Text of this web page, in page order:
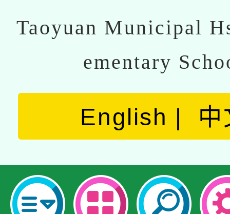
Taoyuan Municipal
ementary
English 中